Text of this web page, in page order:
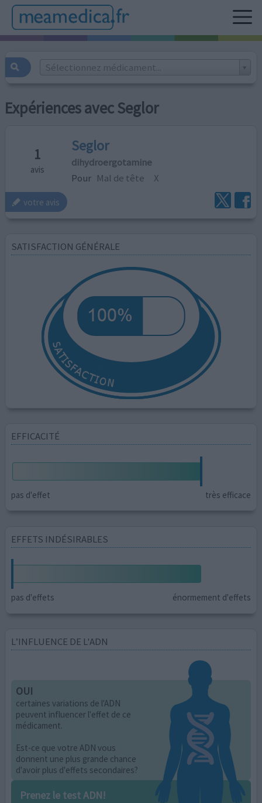
Sélectionnez médicament...
Expériences avec Seglor
1
avis
Seglor
dihydroergotamine
Pour Mal de tête X
votre avis
SATISFACTION GÉNÉRALE
EFFICACITÉ
pas d'effet très efficace
EFFETS INDÉSIRABLES
pas d'effets énormement d'effets
L’INFLUENCE DE L'ADN
OUI
certaines variations de l'ADN
peuvent influencer l'effet de ce
médicament.
Est-ce que votre ADN vous
donnent une plus grande chance
d'avoir plus d'effets secondaires?
Prenez le test ADN!